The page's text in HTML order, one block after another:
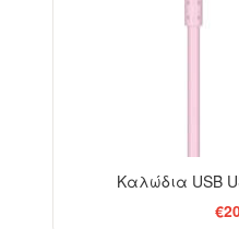
Καλώδια USB